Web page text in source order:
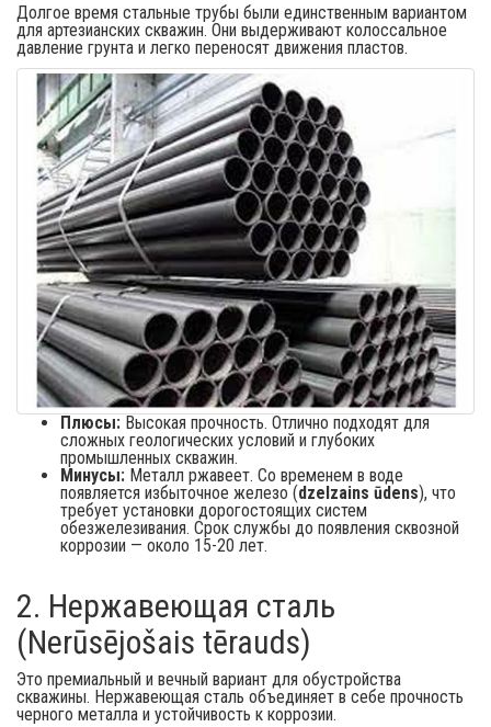
Долгое время стальные трубы были единственным вариантом
для артезианских скважин. Они выдерживают колоссальное
давление грунта и легко переносят движения пластов.
Плюсы: Высокая прочность. Отлично подходят для
сложных геологических условий и глубоких
промышленных скважин.
Минусы: Металл ржавеет. Со временем в воде
появляется избыточное железо (dzelzains ūdens), что
требует установки дорогостоящих систем
обезжелезивания. Срок службы до появления сквозной
коррозии — около 15-20 лет.
2. Нержавеющая сталь
(Nerūsējošais tērauds)
Это премиальный и вечный вариант для обустройства
скважины. Нержавеющая сталь объединяет в себе прочность
черного металла и устойчивость к коррозии.